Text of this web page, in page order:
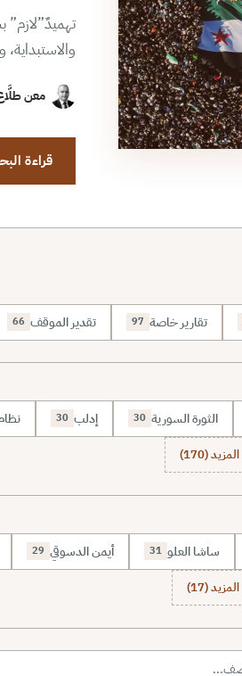
معن
قراءة
تقارير خاصة 97 تقدير الموقف 66
الثورة السورية 30 إدلب 30
المزيد (170)
ساشا العلو 31 أيمن الدسوقي 29
المزيد (17)